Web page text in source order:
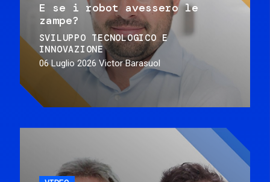
E se i robot avessero le
zampe?
SVILUPPO TECNOLOGICO E
INNOVAZIONE
06 Luglio 2026 Victor Barasuol